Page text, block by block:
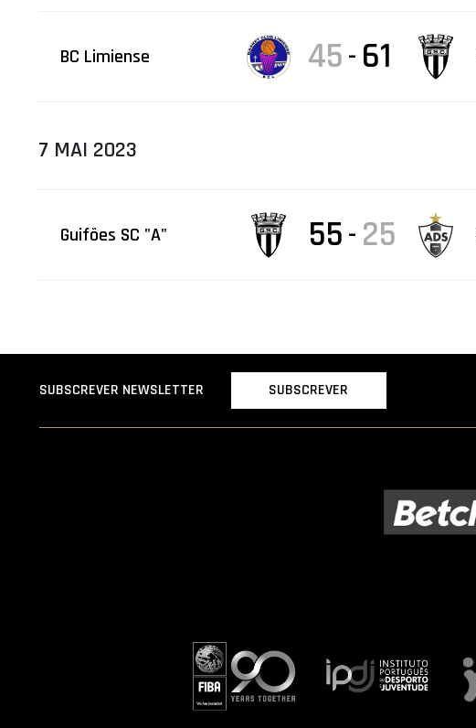
BC Limiense 45 - 61
7 MAI 2023
Guifões SC "A" 55 - 25
SUBSCREVER NEWSLETTER SUBSCREVER